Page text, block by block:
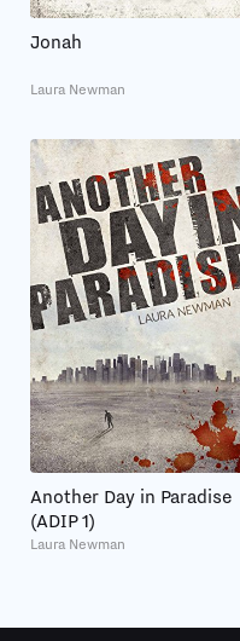
Jonah
Laura Newman
Another Day in Paradise
(ADIP 1)
Laura Newman